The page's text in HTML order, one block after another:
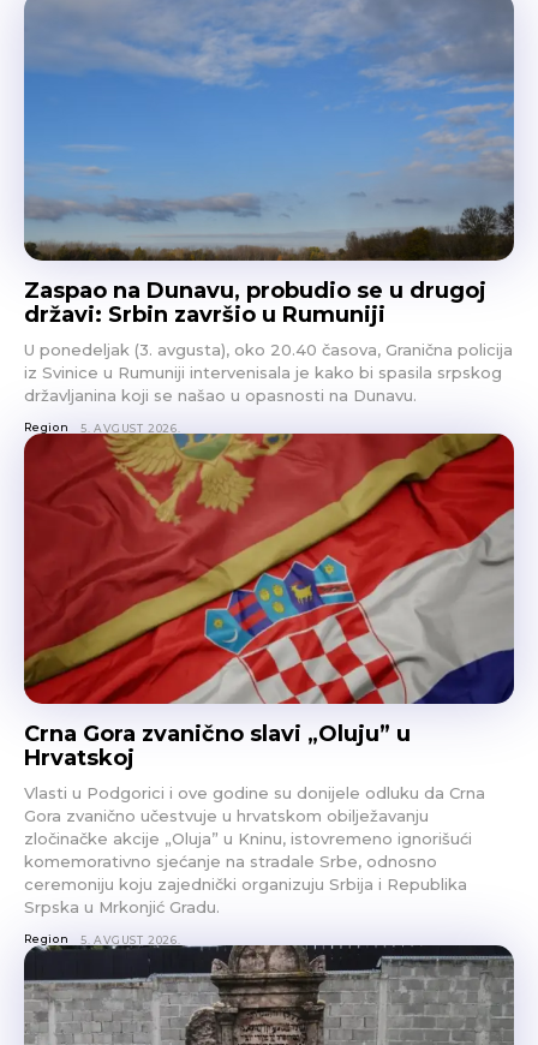
Zaspao na Dunavu, probudio se u drugoj
državi: Srbin završio u Rumuniji
U ponedeljak (3. avgusta), oko 20.40 časova, Granična policija
iz Svinice u Rumuniji intervenisala je kako bi spasila srpskog
državljanina koji se našao u opasnosti na Dunavu.
Region 5. AVGUST 2026.
Crna Gora zvanično slavi „Oluju” u
Hrvatskoj
Vlasti u Podgorici i ove godine su donijele odluku da Crna
Gora zvanično učestvuje u hrvatskom obilježavanju
zločinačke akcije „Oluja” u Kninu, istovremeno ignorišući
komemorativno sjećanje na stradale Srbe, odnosno
ceremoniju koju zajednički organizuju Srbija i Republika
Srpska u Mrkonjić Gradu.
Region 5. AVGUST 2026.